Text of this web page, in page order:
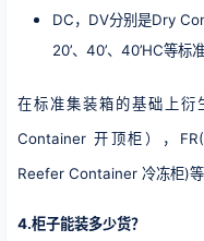
DC，DV分别是Dry
20’、40’、40’HC等标
在标准集装箱的基础上
Container 开顶柜），
Reefer Container 冷冻柜)等
4.柜子能装多少货？